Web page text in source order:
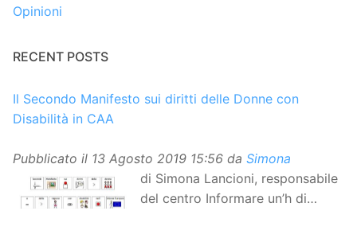
Opinioni
RECENT POSTS
Il Secondo Manifesto sui diritti delle Donne con
Disabilità in CAA
Pubblicato il 13 Agosto 2019 15:56 da Simona
di Simona Lancioni, responsabile
del centro Informare un’h di